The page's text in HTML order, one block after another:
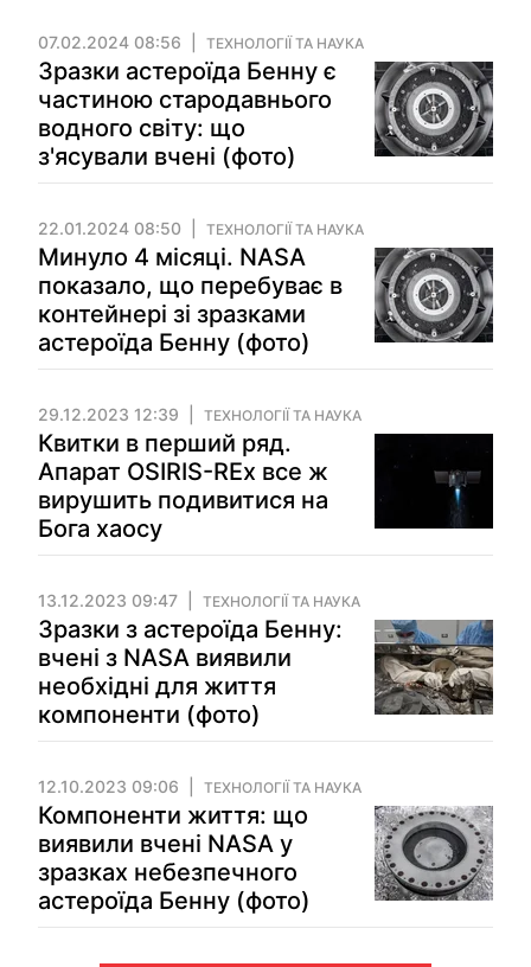
07.02.2024 08:56 ТЕХНОЛОГІЇ ТА НАУКА
Зразки астероїда Бенну є
частиною стародавнього
водного світу: що
з'ясували вчені (фото)
22.01.2024 08:50 ТЕХНОЛОГІЇ ТА НАУКА
Минуло 4 місяці. NASA
показало, що перебуває в
контейнері зі зразками
астероїда Бенну (фото)
29.12.2023 12:39 ТЕХНОЛОГІЇ ТА НАУКА
Квитки в перший ряд.
Апарат OSIRIS-REx все ж
вирушить подивитися на
Бога хаосу
13.12.2023 09:47 ТЕХНОЛОГІЇ ТА НАУКА
Зразки з астероїда Бенну:
вчені з NASA виявили
необхідні для життя
компоненти (фото)
12.10.2023 09:06 ТЕХНОЛОГІЇ ТА НАУКА
Компоненти життя: що
виявили вчені NASA у
зразках небезпечного
астероїда Бенну (фото)